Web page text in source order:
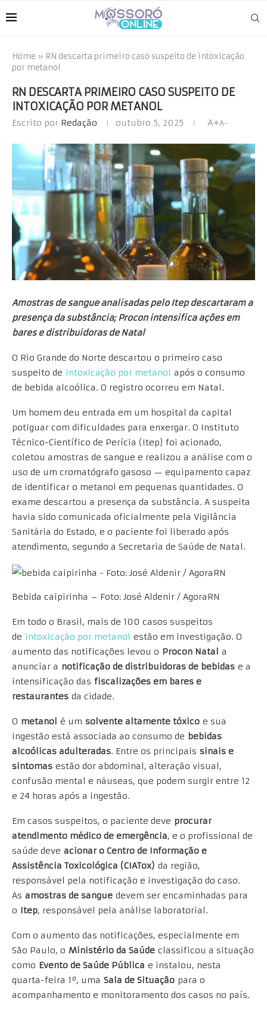
Home » RN descarta primeiro caso suspeito de intoxicação
por metanol
RN DESCARTA PRIMEIRO CASO SUSPEITO DE
INTOXICAÇÃO POR METANOL
Escrito por Redação outubro 5, 2025 A+A-
Amostras de sangue analisadas pelo Itep descartaram a
presença da substância; Procon intensifica ações em
bares e distribuidoras de Natal
O Rio Grande do Norte descartou o primeiro caso
suspeito de intoxicação por metanol após o consumo
de bebida alcoólica. O registro ocorreu em Natal.
Um homem deu entrada em um hospital da capital
potiguar com dificuldades para enxergar. O Instituto
Técnico-Científico de Perícia (Itep) foi acionado,
coletou amostras de sangue e realizou a análise com o
uso de um cromatógrafo gasoso — equipamento capaz
de identificar o metanol em pequenas quantidades. O
exame descartou a presença da substância. A suspeita
havia sido comunicada oficialmente pela Vigilância
Sanitária do Estado, e o paciente foi liberado após
atendimento, segundo a Secretaria de Saúde de Natal.
Bebida caipirinha – Foto: José Aldenir / AgoraRN
Em todo o Brasil, mais de 100 casos suspeitos
de intoxicação por metanol
estão em investigação. O
aumento das notificações levou o Procon Natal
a
anunciar a notificação de distribuidoras de bebidas e a
intensificação das fiscalizações em bares e
restaurantes da cidade.
O metanol é um solvente altamente tóxico e sua
ingestão está associada ao consumo de bebidas
alcoólicas adulteradas. Entre os principais sinais e
sintomas estão dor abdominal, alteração visual,
confusão mental e náuseas, que podem surgir entre 12
e 24 horas após a ingestão.
Em casos suspeitos, o paciente deve procurar
atendimento médico de emergência, e o profissional de
saúde deve acionar o Centro de Informação e
Assistência Toxicológica (CIATox) da região,
responsável pela notificação e investigação do caso.
As amostras de sangue devem ser encaminhadas para
o Itep, responsável pela análise laboratorial.
Com o aumento das notificações, especialmente em
São Paulo, o Ministério da Saúde classificou a situação
como Evento de Saúde Pública e instalou, nesta
quarta-feira 1º, uma Sala de Situação para o
acompanhamento e monitoramento dos casos no país.